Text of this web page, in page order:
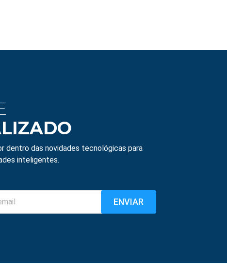
dentro das novidades tecnológicas para
inteligentes.